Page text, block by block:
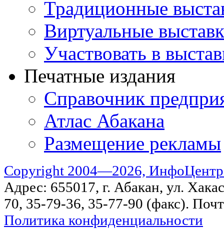
Традиционные
Виртуальные
Участвовать в
Печатные издания
Справочник
Атлас Абакана
Размещение рекламы
Copyright 2004—2026,
Адрес: 655017, г. Абакан, ул.
70, 35-79-36, 35-77-90 (факс).
Политика конфиденциальности